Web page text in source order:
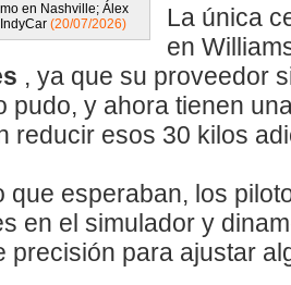
en Nashville; Álex
(20/07/2026)
La única
en
, ya que su proveedor
pudo, y ahora tienen
reducir esos 30 kilos
que esperaban, los
en el simulador y
precisión para ajustar